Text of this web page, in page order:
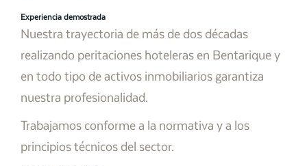
Experiencia demostrada
Nuestra trayectoria de más de dos décadas
realizando peritaciones hoteleras en Bentarique y
en todo tipo de activos inmobiliarios garantiza
nuestra profesionalidad.
Trabajamos conforme a la normativa y a los
principios técnicos del sector.